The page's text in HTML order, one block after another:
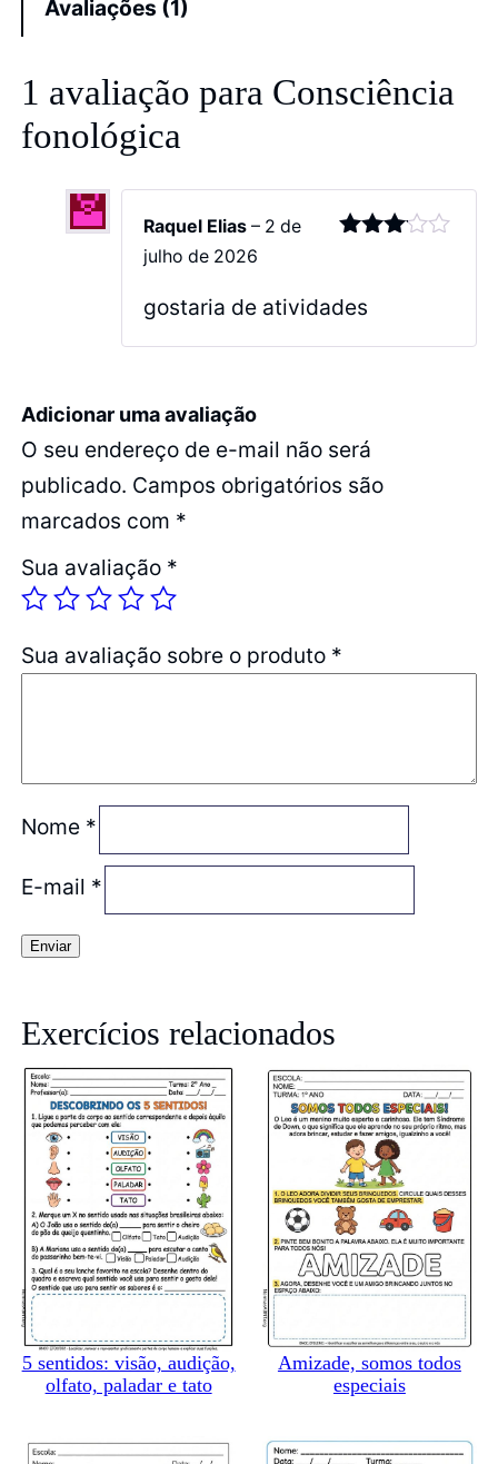
Avaliações (1)
1 avaliação para Consciência
fonológica
Raquel Elias– 2 de
julho de 2026
gostaria de atividades
Adicionar uma avaliação
O seu endereço de e-mail não será
publicado. Campos obrigatórios são
marcados com *
Sua avaliação *
Sua avaliação sobre o produto *
Nome *
E-mail *
Exercícios relacionados
5 sentidos: visão, audição,
olfato, paladar e tato
Amizade, somos todos
especiais